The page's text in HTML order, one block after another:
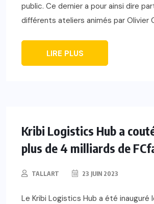
public. Ce dernier a pour ainsi dire
différents ateliers animés par Olivier
LIRE PLUS
Kribi Logistics Hub a
plus de 4 milliards de
TALLART 23 JUIN 2023
Le Kribi Logistics Hub a été inauguré